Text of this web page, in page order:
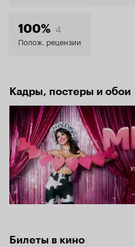
100% 4
Полож. рецензии
Кадры, постеры и обои
Билеты в кино